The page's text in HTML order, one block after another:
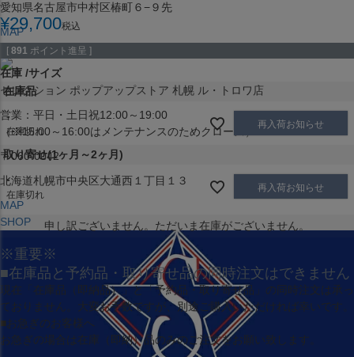
愛知県名古屋市中村区椿町６−９先
MAP
SHOP
セレクション ポップアップストア 札幌 ル・トロワ店
営業：平日・土日祝12:00～19:00
（※15:00～16:00はメンテナンスのためクローズ）
〒060-0042
北海道札幌市中央区大通西１丁目１３
MAP
SHOP
¥29,700税込
[ 891 ポイント進呈 ]
在庫 サイズ
在庫品
-
在庫切れ
再入荷お知らせ
取り寄せ(1ヶ月～2ヶ月)
-
在庫切れ
再入荷お知らせ
申し訳ございません。ただいま在庫がございません。
※重要※
■在庫品と予約品・取り寄せ品の同時注文はできません
現在 「在庫品（即納品）」と「予約品・取り寄せ品」 の同時注文は承っ
ておりません。大変お手数ですが、別途ご購入いただければ幸いです。
■お急ぎのお客様へ
お急ぎの場合は 在庫（即納）品のみのご注文をお願い致します。